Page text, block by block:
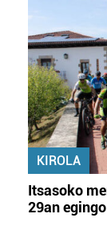
KIROLA
Itsasoko
29an